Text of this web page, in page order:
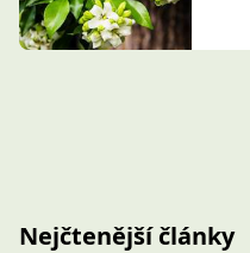
Nejčtenější články